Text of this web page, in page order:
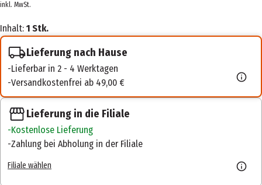
inkl. MwSt.
Inhalt: 1 Stk.
Lieferung nach Hause
Lieferbar in 2 - 4 Werktagen
Versandkostenfrei ab 49,00 €
Lieferung in die Filiale
Kostenlose Lieferung
Zahlung bei Abholung in der Filiale
Filiale wählen